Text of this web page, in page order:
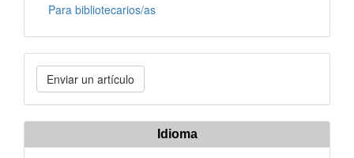
Para bibliotecarios/as
Enviar
un
artículo
Enviar un artículo
Idioma